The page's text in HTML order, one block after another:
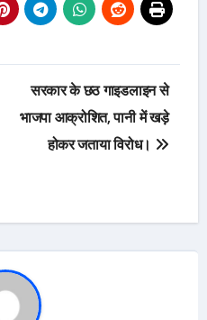
सरकार के छठ गाइडलाइन से
भाजपा आक्रोशित, पानी में खड़े
होकर जताया विरोध।